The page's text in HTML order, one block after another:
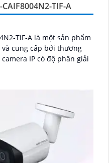
CAIF8004N2-TIF-A
TiF-A là một sản phẩm
cung cấp bởi thương